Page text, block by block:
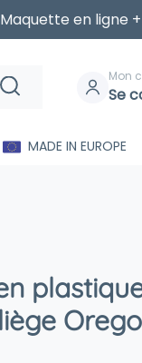
Maquette en ligne
Mon
Se
MADE IN EUROPE